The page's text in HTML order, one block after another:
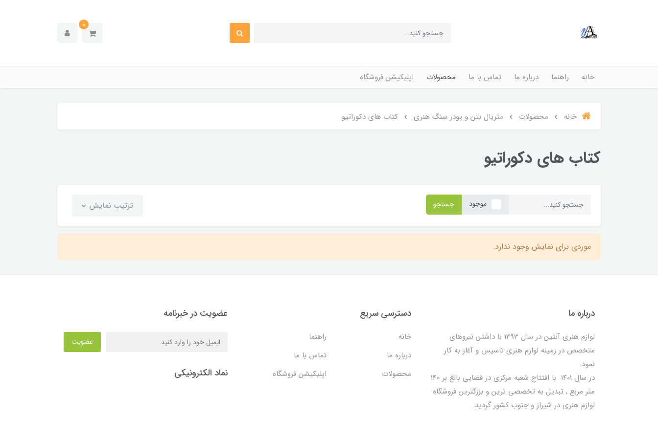
0
خانه راهنما درباره ما تماس با ما محصولات اپلیکیشن فروشگاه
خانه محصولات متریال بتن و پودر سنگ هنری کتاب های دکوراتیو
کتاب های دکوراتیو
موجود جستجو ترتیب نمایش
موردی برای نمایش وجود ندارد.
درباره ما
لوازم هنری آبتین در سال 1393 با داشتن نیروهای
متخصص در زمینه لوازم هنری تاسیس و آغاز به کار
نمود.
در سال 1401 با افتتاح شعبه مرکزی در فضایی بالغ بر 140
متر مربع , تبدیل به تخصصی ترین و بزرگترین فروشگاه
لوازم هنری در شیراز و جنوب کشور گردید.
دسترسی سریع
خانه
راهنما
درباره ما
تماس با ما
محصولات
اپلیکیشن فروشگاه
عضویت در خبرنامه
عضویت
نماد الکترونیکی